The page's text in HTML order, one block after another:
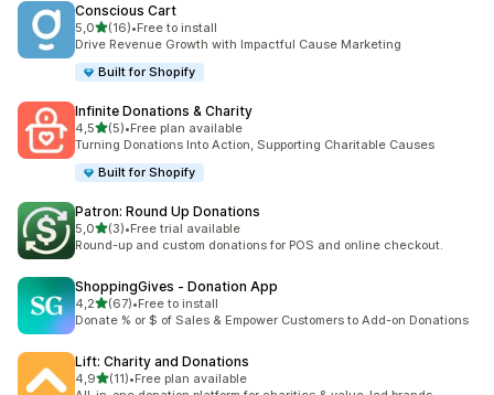
Conscious Cart
5,05 yıldız üzerinden
(16)
toplam 16 değerlendirme
•Free to install
Drive Revenue Growth with Impactful Cause Marketing
Built for Shopify
Infinite Donations & Charity
4,55 yıldız üzerinden
(5)
toplam 5 değerlendirme
•Free plan available
Turning Donations Into Action, Supporting Charitable Causes
Built for Shopify
Patron: Round Up Donations
5,05 yıldız üzerinden
(3)
toplam 3 değerlendirme
•Free trial available
Round-up and custom donations for POS and online checkout.
ShoppingGives ‑ Donation App
4,25 yıldız üzerinden
(67)
toplam 67 değerlendirme
•Free to install
Donate % or $ of Sales & Empower Customers to Add-on Donations
Lift: Charity and Donations
4,95 yıldız üzerinden
(11)
toplam 11 değerlendirme
•Free plan available